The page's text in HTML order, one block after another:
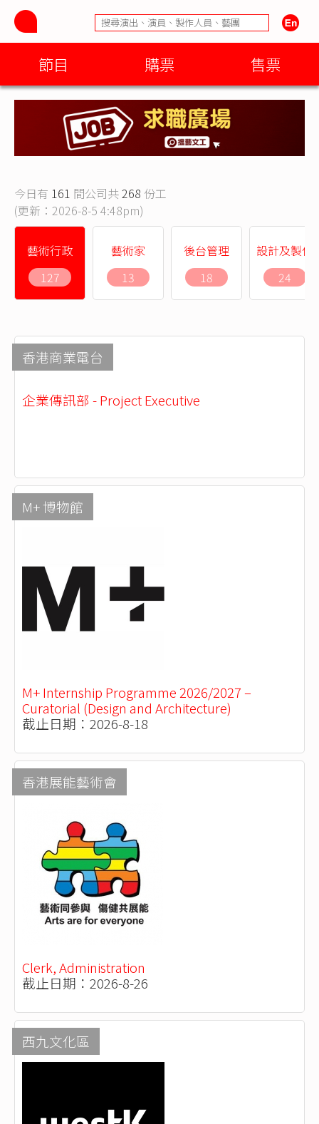
節目 購票 售票
今日有 161 間公司共268 份工
(更新：2026-8-5 4:48pm)
藝術行政
127
藝術家
13
後台管理
18
設計及製作
24
香港商業電台
企業傳訊部 - Project Executive
M+ 博物館
M+ Internship Programme 2026/2027 –
Curatorial (Design and Architecture)
截止日期：2026-8-18
香港展能藝術會
Clerk, Administration
截止日期：2026-8-26
西九文化區